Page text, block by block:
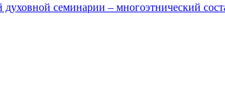
семинарии – многоэтнический